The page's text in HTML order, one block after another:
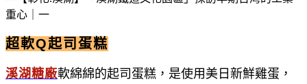
超軟Q起司蛋糕
溪湖糖廠軟綿綿的起司蛋糕，是使用美日新鮮雞蛋，